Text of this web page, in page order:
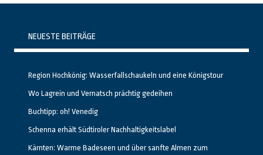
NEUESTE BEITRÄGE
Region Hochkönig: Wasserfallschaukeln und eine Königstour
Wo Lagrein und Vernatsch prächtig gedeihen
Buchtipp: oh! Venedig
Schenna erhält Südtiroler Nachhaltigkeitslabel
Kärnten: Warme Badeseen und über sanfte Almen zum